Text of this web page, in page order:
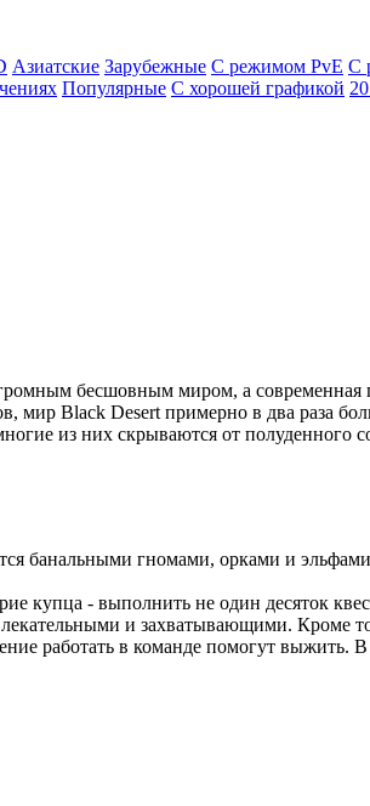
Азиатские Зарубежные С режимом PvE С
Популярные С хорошей графикой
бесшовным миром, а современная
мир Black Desert примерно в два раза
из них скрываются от
банальными гномами, орками и
купца - выполнить не один десяток
и захватывающими. Кроме
работать в команде помогут выжить.